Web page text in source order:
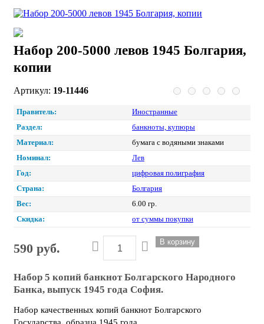
Набор 200-5000 левов 1945 Болгария,
копии
Артикул: 19-11446
Правитель:
Иностранные
Раздел:
банкноты, купюры
Материал:
бумага с водяными знаками
Номинал:
Лев
Год:
цифровая полиграфия
Страна:
Болгария
Вес:
6.00 гр.
Скидка:
от суммы покупки
590 руб.
Набор 5 копий банкнот Болгарского Народного
Банка, выпуск 1945 года София.
Набор качественных копий банкнот Болгарского